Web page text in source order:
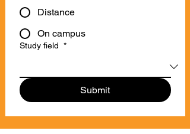
Distance
On campus
Study field *
Submit